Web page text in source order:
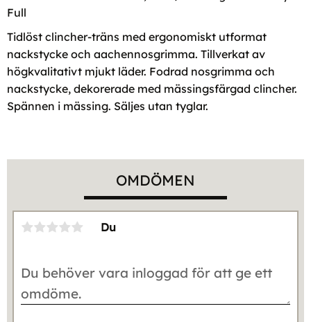
Full
Tidlöst clincher-träns med ergonomiskt utformat
nackstycke och aachennosgrimma. Tillverkat av
högkvalitativt mjukt läder. Fodrad nosgrimma och
nackstycke, dekorerade med mässingsfärgad clincher.
Spännen i mässing. Säljes utan tyglar.
OMDÖMEN
Du